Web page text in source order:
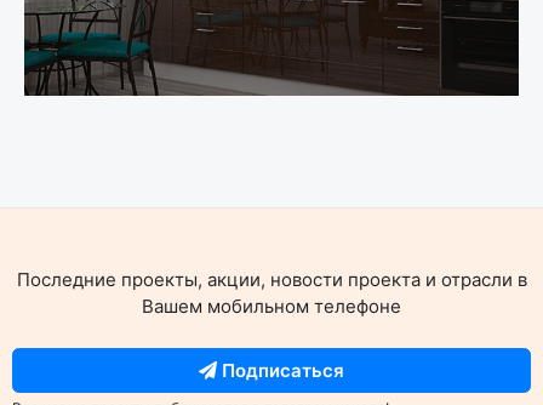
Последние проекты, акции, новости проекта и отрасли в
Вашем мобильном телефоне
Подписаться